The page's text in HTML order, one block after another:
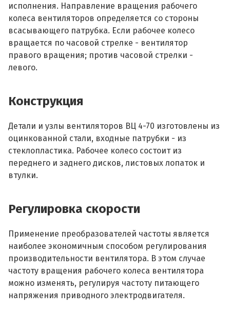
исполнения. Направление вращения рабочего
колеса вентиляторов определяется со стороны
всасывающего патрубка. Если рабочее колесо
вращается по часовой стрелке - вентилятор
правого вращения; против часовой стрелки -
левого.
Конструкция
Детали и узлы вентиляторов ВЦ 4-70 изготовлены из
оцинкованной стали, входные патрубки - из
стеклопластика. Рабочее колесо состоит из
переднего и заднего дисков, листовых лопаток и
втулки.
Регулировка скорости
Применение преобразователей частоты является
наиболее экономичным способом регулирования
производительности вентилятора. В этом случае
частоту вращения рабочего колеса вентилятора
можно изменять, регулируя частоту питающего
напряжения приводного электродвигателя.